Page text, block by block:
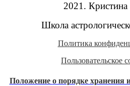
2021. Кристина
Школа
Политика
Пользовательское
Положение о порядке хранения